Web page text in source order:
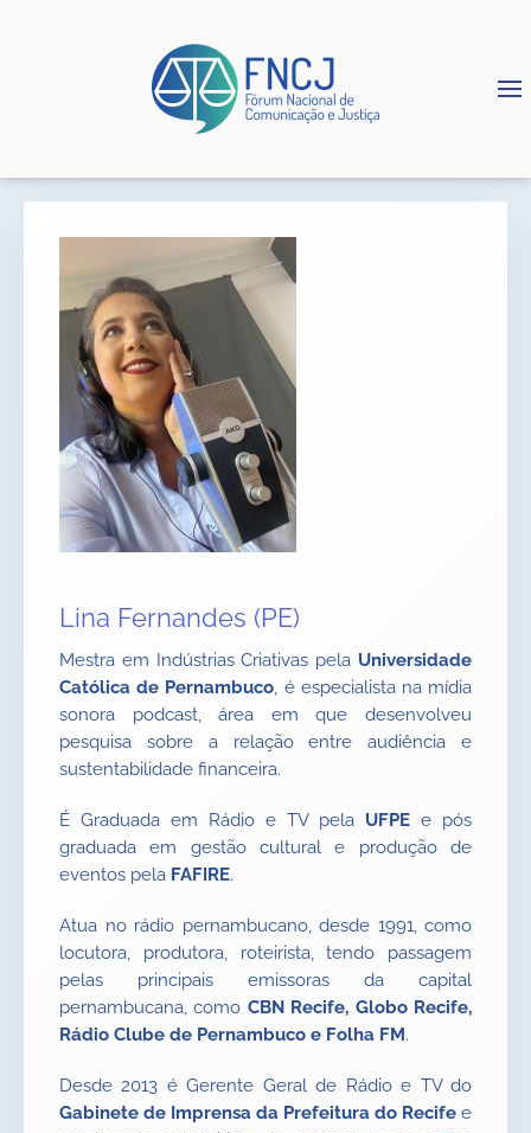
Lina Fernandes (PE)
Mestra em Indústrias Criativas pela Universidade
Católica de Pernambuco, é especialista na mídia
sonora podcast, área em que desenvolveu
pesquisa sobre a relação entre audiência e
sustentabilidade financeira.
É Graduada em Rádio e TV pela UFPE e pós
graduada em gestão cultural e produção de
eventos pela FAFIRE.
Atua no rádio pernambucano, desde 1991, como
locutora, produtora, roteirista, tendo passagem
pelas principais emissoras da capital
pernambucana, como CBN Recife, Globo Recife,
Rádio Clube de Pernambuco e Folha FM.
Desde 2013 é Gerente Geral de Rádio e TV do
Gabinete de Imprensa da Prefeitura do Recife e